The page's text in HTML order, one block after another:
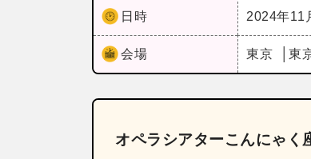
日時 2024年11
会場 東京 東
オペラシアターこんにゃく